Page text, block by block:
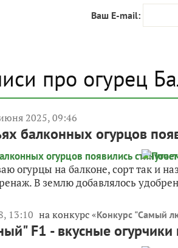
Ваш E-mail:
про огурец
2025, 09:46
балконных огурцов
огурцы на балконе, сорт так и
В землю добавлялось
13:10 на конкурс «Конкурс "Самый
F1 - вкусные